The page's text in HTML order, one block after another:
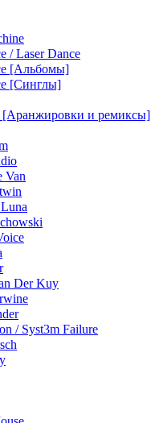
/ Laser Dance
[Альбомы]
[Синглы]
и ремиксы]
Der Kuy
/ Syst3m Failure